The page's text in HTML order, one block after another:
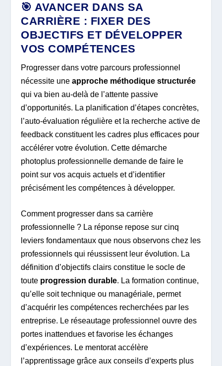
🎯 AVANCER DANS SA
CARRIÈRE : FIXER DES
OBJECTIFS ET DÉVELOPPER
VOS COMPÉTENCES
Progresser dans votre parcours professionnel
nécessite uneapproche méthodique structurée
qui va bien au-delà de l’attente passive
d’opportunités. La planification d’étapes concrètes,
l’auto-évaluation régulière et la recherche active de
feedback constituent les cadres plus efficaces pour
accélérer votre évolution. Cette démarche
photoplus professionnelle demande de faire le
point sur vos acquis actuels et d’identifier
précisément les compétences à développer.
Comment progresser dans sa carrière
professionnelle ? La réponse repose sur cinq
leviers fondamentaux que nous observons chez les
professionnels qui réussissent leur évolution. La
définition d’objectifs clairs constitue le socle de
toute progression durable. La formation continue,
qu’elle soit technique ou managériale, permet
d’acquérir les compétences recherchées par les
entreprise. Le réseautage professionnel ouvre des
portes inattendues et favorise les échanges
d’expériences. Le mentorat accélère
l’apprentissage grâce aux conseils d’experts plus